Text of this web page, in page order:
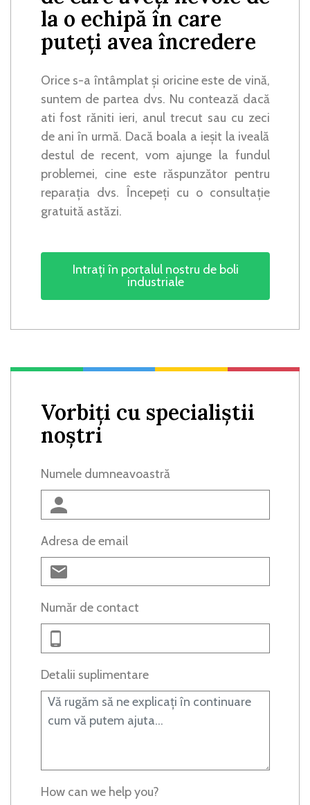
la o echipă în care
puteți avea încredere
Orice s-a întâmplat și oricine este de vină,
suntem de partea dvs. Nu contează dacă
ati fost răniti ieri, anul trecut sau cu zeci
de ani în urmă. Dacă boala a ieșit la iveală
destul de recent, vom ajunge la fundul
problemei, cine este răspunzător pentru
reparația dvs. Începeți cu o consultație
gratuită astăzi.
Intrați în portalul nostru de boli
industriale
Vorbiți cu specialiștii
noștri
Numele dumneavoastră
Adresa de email
Număr de contact
Detalii suplimentare
How can we help you?